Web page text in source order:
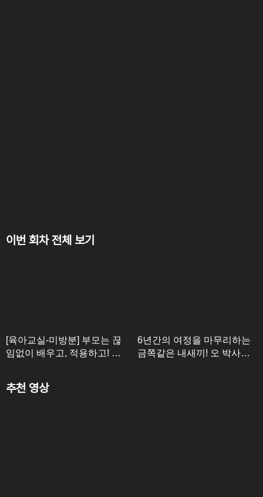
이번 회차 전체 보기
[육아교실-미방분] 부모는 끊
임없이 배우고, 적용하고! 아
6년간의 여정을 마무리하는
금쪽같은 내새끼! 오 박사가
추천 영상